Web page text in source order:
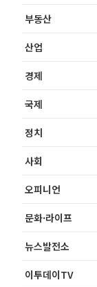
부동산
산업
경제
국제
정치
사회
오피니언
문화·라이프
뉴스발전소
이투데이TV